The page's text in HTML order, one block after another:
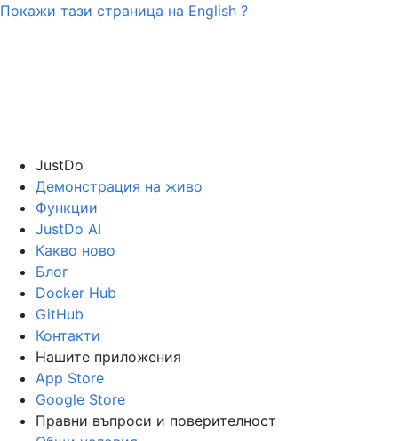
Покажи тази страница на English ?
JustDo
Демонстрация на живо
Функции
JustDo AI
Какво ново
Блог
Docker Hub
GitHub
Контакти
Нашите приложения
App Store
Google Store
Правни въпроси и поверителност